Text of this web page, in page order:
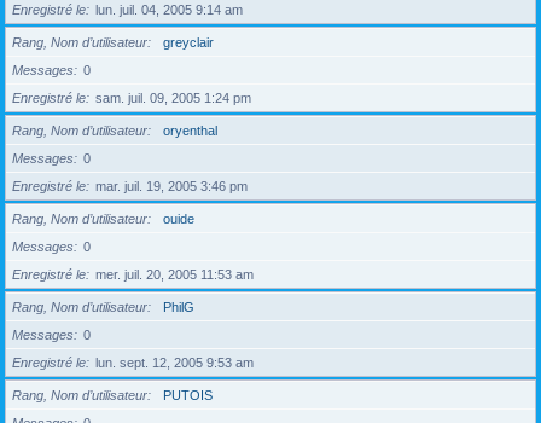
Enregistré le
lun. juil. 04, 2005 9:14 am
Rang, Nom d’utilisateur
greyclair
Messages
0
Enregistré le
sam. juil. 09, 2005 1:24 pm
Rang, Nom d’utilisateur
oryenthal
Messages
0
Enregistré le
mar. juil. 19, 2005 3:46 pm
Rang, Nom d’utilisateur
ouide
Messages
0
Enregistré le
mer. juil. 20, 2005 11:53 am
Rang, Nom d’utilisateur
PhilG
Messages
0
Enregistré le
lun. sept. 12, 2005 9:53 am
Rang, Nom d’utilisateur
PUTOIS